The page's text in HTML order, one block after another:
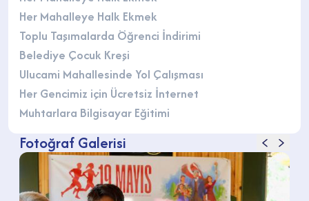
Her Mahalleye Halk Ekmek
Toplu Taşımalarda Öğrenci İndirimi
Belediye Çocuk Kreşi
Ulucami Mahallesinde Yol Çalışması
Her Gencimiz için Ücretsiz İnternet
Muhtarlara Bilgisayar Eğitimi
Fotoğraf Galerisi